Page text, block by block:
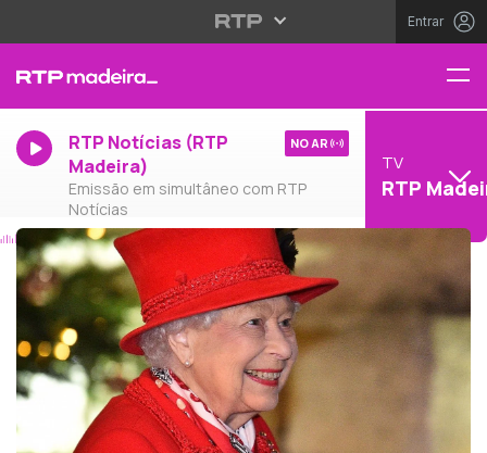
Entrar
RTP Notícias (RTP
Madeira)
Emissão em simultâneo com RTP
Notícias
NO AR
TV
RTP